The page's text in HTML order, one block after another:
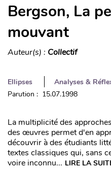
Bergson, La
mouvant
Auteur(s) : Collectif
Ellipses
Analyses &
Parution : 15.07.1998
La multiplicité des
des œuvres permet d'en
découvrir à des étudiants
textes classiques qui, sans
voire inconnu... LIRE LA